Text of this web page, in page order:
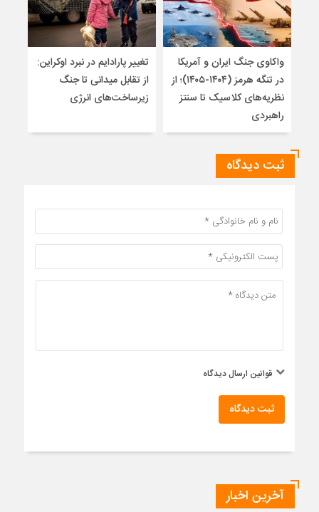
واکاوی جنگ ایران و آمریکا
در تنگه هرمز (۱۴۰۴-۱۴۰۵)؛ از
نظریه‌های کلاسیک تا سنتز
راهبردی
تغییر پارادایم در نبرد اوکراین:
از تقابل میدانی تا جنگ
زیرساخت‌های انرژی
ثبت دیدگاه
قوانین ارسال دیدگاه
ثبت دیدگاه
آخرین اخبار